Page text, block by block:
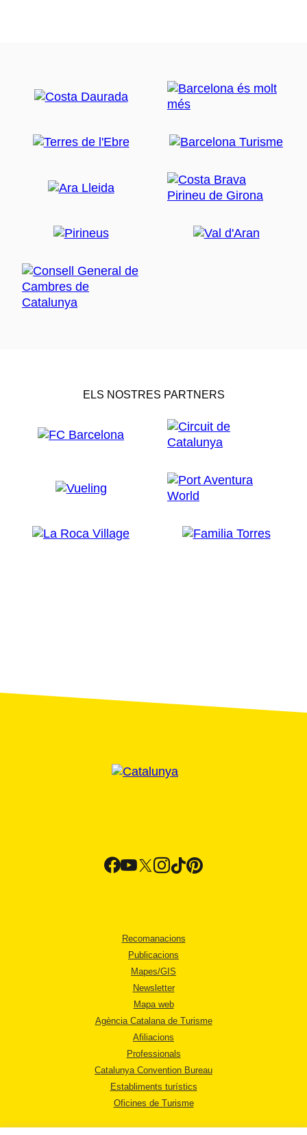
ELS NOSTRES PARTNERS
Recomanacions
Publicacions
Mapes/GIS
Newsletter
Mapa web
Agència Catalana de Turisme
Afiliacions
Professionals
Catalunya Convention Bureau
Establiments turístics
Oficines de Turisme